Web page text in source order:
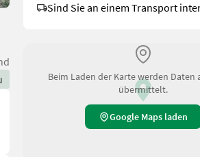
Sind Sie an einem Transport
Beim Laden der Karte werden Daten
übermittelt.
Google Maps laden